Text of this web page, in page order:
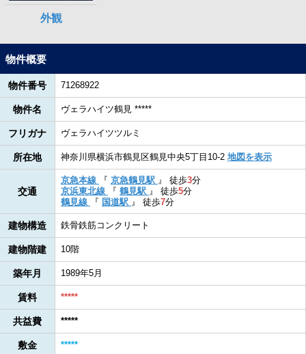
物件概要
物件番号 71268922
物件名 ヴェラハイツ鶴見 *****
フリガナ ヴェラハイツツルミ
所在地 神奈川県横浜市鶴見区鶴見中央5丁目10-2 地図を表示
交通
京急本線 『 京急鶴見駅 』 徒歩3分
京浜東北線
『 鶴見駅 』 徒歩5分
鶴見線
『 国道駅 』 徒歩7分
建物構造 鉄骨鉄筋コンクリート
建物階建 10階
築年月 1989年5月
賃料 *****
共益費 *****
敷金 *****